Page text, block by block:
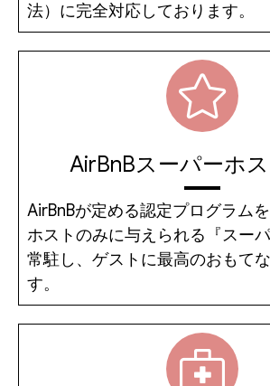
法）に完全対応しております。
AirBnBスーパーホ
AirBnBが定める認定プログラム
ホストのみに与えられる『スー
常駐し、ゲストに最高のおもて
す。